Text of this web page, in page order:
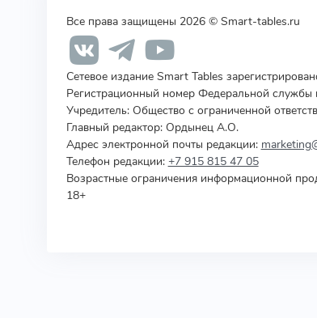
Все права защищены 2026 © Smart-tables.ru
Сетевое издание Smart Tables
Регистрационный номер Федеральной
Учредитель: Общество с ограниченной
Главный редактор: Ордынец А.О.
Адрес электронной почты редакции:
Телефон редакции: +7 915 815 47 05
Возрастные ограничения информационной
18+